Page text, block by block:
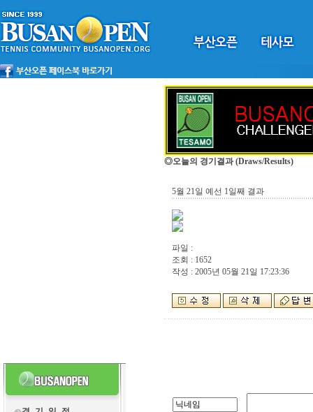
◎오늘의 경기결과 (Draws/Results)
5월 21일 예선 1일째 결과
파일 :
조회 : 1652
작성 : 2005년 05월 21일 17:23:36